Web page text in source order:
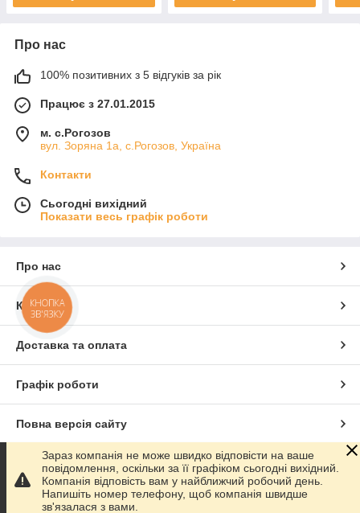
Про нас
100% позитивних з 5 відгуків за рік
Працює з 27.01.2015
м. с.Рогозов
вул. Зоряна 1а, с.Рогозов, Україна
Контакти
Сьогодні вихідний
Показати весь графік роботи
Про нас
Контакти
Доставка та оплата
Графік роботи
Повна версія сайту
Сайт створено на маркетплейсіProm.ua
Політика конфіденційності
Зараз компанія не може швидко відповісти на ваше
повідомлення, оскільки за її графіком сьогодні вихідний.
Компанія відповість вам у найближчий робочий день.
Напишіть номер телефону, щоб компанія швидше
зв'язалася з вами.
КНОПКА
ЗВ'ЯЗКУ